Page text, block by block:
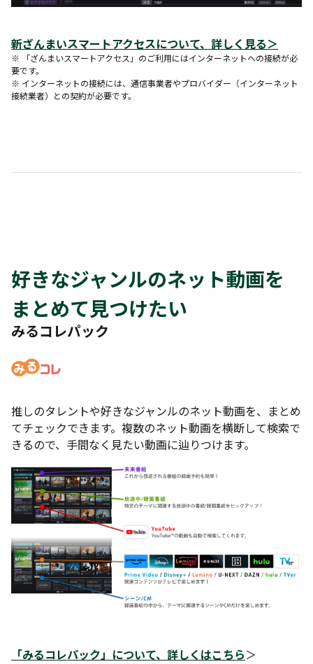
新ざんまいスマートアクセスについて、詳しく見る＞
※ 「ざんまいスマートアクセス」のご利用にはインターネットへの接続が必
要です。
※ インターネットの接続には、通信事業者やプロバイダー（インターネット
接続業者）との契約が必要です。
好きなジャンルのネット動画を
まとめて見つけたい
みるコレパック
推しのタレントや好きなジャンルのネット動画を、まとめ
てチェックできます。複数のネット動画を横断して検索で
きるので、手間なく見たい動画に辿りつけます。
「みるコレパック」について、詳しくはこちら＞